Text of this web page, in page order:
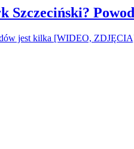
Szczeciński?